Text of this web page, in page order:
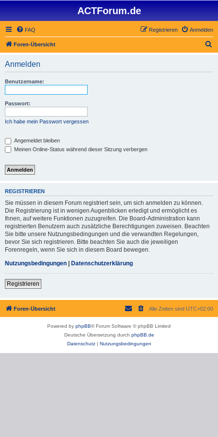
ACTForum.de
FAQ Anmelden
Registrieren
Foren-Übersicht
Anmelden
Benutzername:
Passwort:
Ich habe mein Passwort vergessen
Angemeldet bleiben
Meinen Online-Status während dieser Sitzung verbergen
REGISTRIEREN
Sie müssen in diesem Forum registriert sein, um sich anmelden zu können.
Die Registrierung ist in wenigen Augenblicken erledigt und ermöglicht es
Ihnen, auf weitere Funktionen zuzugreifen. Die Board-Administration kann
registrierten Benutzern auch zusätzliche Berechtigungen zuweisen. Beachten
Sie bitte unsere Nutzungsbedingungen und die verwandten Regelungen,
bevor Sie sich registrieren. Bitte beachten Sie auch die jeweiligen
Forenregeln, wenn Sie sich in diesem Board bewegen.
Nutzungsbedingungen | Datenschutzerklärung
Registrieren
Foren-Übersicht Alle Zeiten sind UTC+02:00
Powered by phpBB® Forum Software © phpBB Limited
Deutsche Übersetzung durch phpBB.de
Datenschutz| Nutzungsbedingungen